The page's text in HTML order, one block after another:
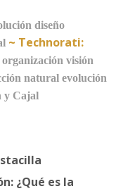
diseño
~ Technorati:
organización visión
natural evolución
y Cajal
¿Qué es la